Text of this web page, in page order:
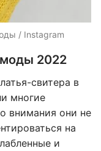
/ Instagram
2022
свитера в
многие
внимания они не
на
и